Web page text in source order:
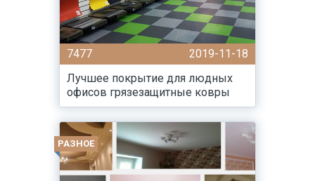
7477
2019-11-18
Лучшее покрытие для людных
офисов грязезащитные ковры
РАЗНОЕ